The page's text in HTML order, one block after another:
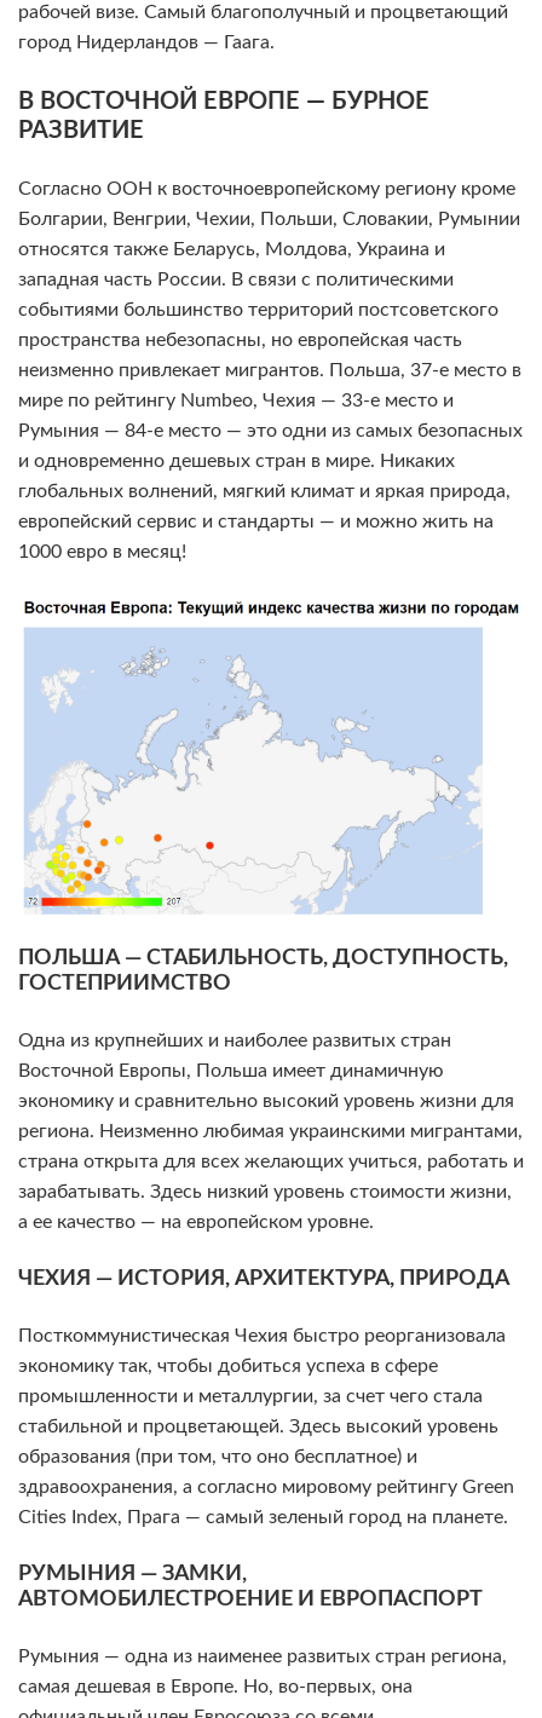
рабочей визе. Самый благополучный и процветающий
город Нидерландов — Гаага.
В ВОСТОЧНОЙ ЕВРОПЕ — БУРНОЕ
РАЗВИТИЕ
Согласно ООН к восточноевропейскому региону кроме
Болгарии, Венгрии, Чехии, Польши, Словакии, Румынии
относятся также Беларусь, Молдова, Украина и
западная часть России. В связи с политическими
событиями большинство территорий постсоветского
пространства небезопасны, но европейская часть
неизменно привлекает мигрантов. Польша, 37-е место в
мире по рейтингу Numbeo, Чехия — 33-е место и
Румыния — 84-е место — это одни из самых безопасных
и одновременно дешевых стран в мире. Никаких
глобальных волнений, мягкий климат и яркая природа,
европейский сервис и стандарты — и можно жить на
1000 евро в месяц!
ПОЛЬША — СТАБИЛЬНОСТЬ, ДОСТУПНОСТЬ,
ГОСТЕПРИИМСТВО
Одна из крупнейших и наиболее развитых стран
Восточной Европы, Польша имеет динамичную
экономику и сравнительно высокий уровень жизни для
региона. Неизменно любимая украинскими мигрантами,
страна открыта для всех желающих учиться, работать и
зарабатывать. Здесь низкий уровень стоимости жизни,
а ее качество — на европейском уровне.
ЧЕХИЯ — ИСТОРИЯ, АРХИТЕКТУРА, ПРИРОДА
Посткоммунистическая Чехия быстро реорганизовала
экономику так, чтобы добиться успеха в сфере
промышленности и металлургии, за счет чего стала
стабильной и процветающей. Здесь высокий уровень
образования (при том, что оно бесплатное) и
здравоохранения, а согласно мировому рейтингу Green
Cities Index, Прага — самый зеленый город на планете.
РУМЫНИЯ — ЗАМКИ,
АВТОМОБИЛЕСТРОЕНИЕ И ЕВРОПАСПОРТ
Румыния — одна из наименее развитых стран региона,
самая дешевая в Европе. Но, во-первых, она